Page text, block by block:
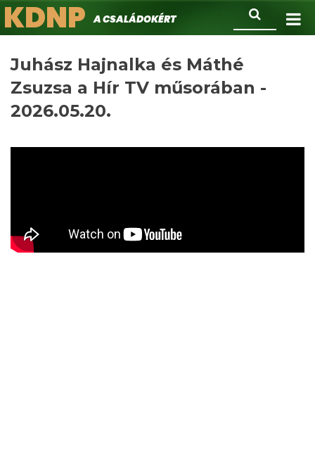
Ugrás
a
Keresés
KDNPA családokért.
Juhász Hajnalka és Máthé
Zsuzsa a Hír TV műsorában -
2026.05.20.